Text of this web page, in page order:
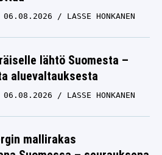
06.08.2026 LASSE HONKANEN
lähtö Suomesta –
aluevaltauksesta
06.08.2026 LASSE HONKANEN
mallirakas